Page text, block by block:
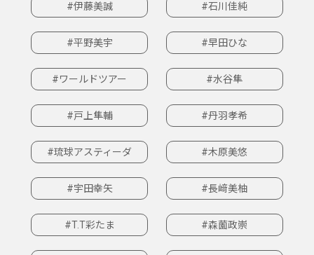
#伊藤美誠 #石川佳純
#平野美宇 #早田ひな
#ワールドツアー #水谷隼
#戸上隼輔 #丹羽孝希
#琉球アスティーダ #木原美悠
#宇田幸矢 #長﨑美柚
#T.T彩たま #森薗政崇